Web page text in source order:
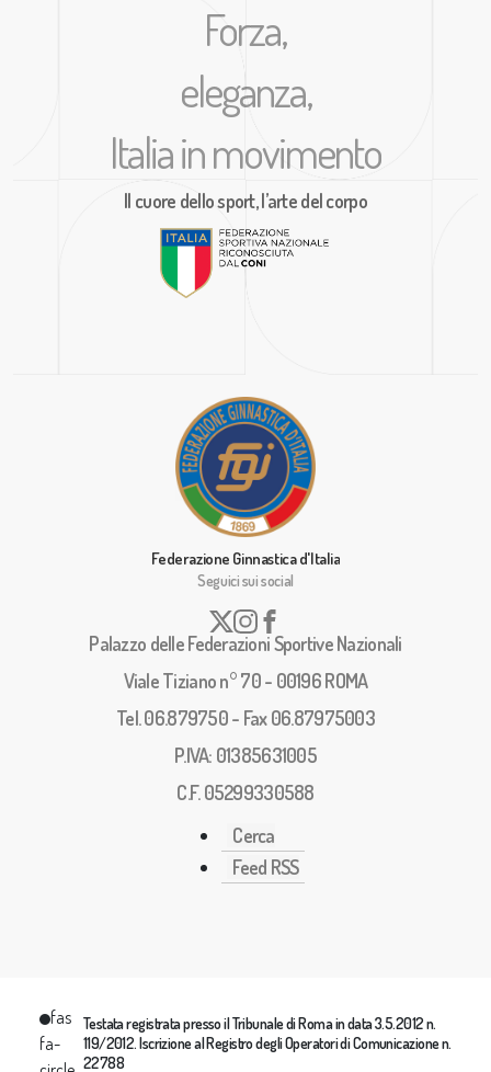
Forza,
eleganza,
Italia in movimento
Il cuore dello sport, l’arte del corpo
Federazione Ginnastica d'Italia
Seguici sui social
Palazzo delle Federazioni Sportive Nazionali
Viale Tiziano n° 70 - 00196 ROMA
Tel. 06.879750 - Fax 06.87975003
P.IVA: 01385631005
C.F. 05299330588
Cerca
Feed RSS
fas
fa-
Testata registrata presso il Tribunale di Roma in data 3.5.2012 n.
119/2012. Iscrizione al Registro degli Operatori di Comunicazione n.
22788